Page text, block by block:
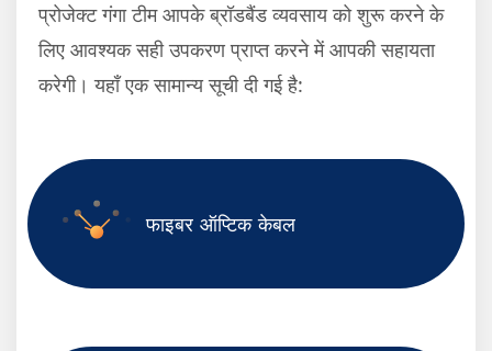
प्रोजेक्ट गंगा टीम आपके ब्रॉडबैंड व्यवसाय को शुरू करने के
लिए आवश्यक सही उपकरण प्राप्त करने में आपकी सहायता
करेगी। यहाँ एक सामान्य सूची दी गई है:
फाइबर ऑप्टिक केबल